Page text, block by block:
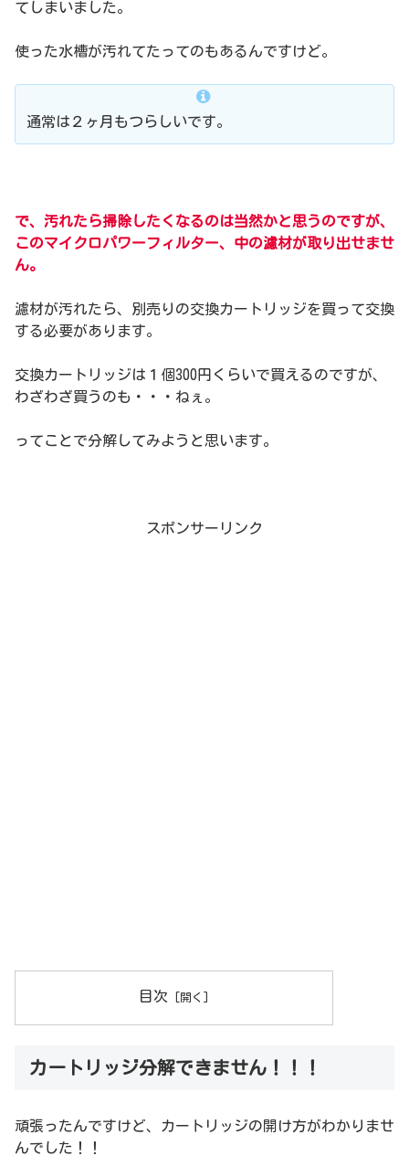
てしまいました。
使った水槽が汚れてたってのもあるんですけど。
通常は２ヶ月もつらしいです。
で、汚れたら掃除したくなるのは当然かと思うのですが、
このマイクロパワーフィルター、中の濾材が取り出せませ
ん。
濾材が汚れたら、別売りの交換カートリッジを買って交換
する必要があります。
交換カートリッジは１個300円くらいで買えるのですが、
わざわざ買うのも・・・ねぇ。
ってことで分解してみようと思います。
スポンサーリンク
目次
カートリッジ分解できません！！！
頑張ったんですけど、カートリッジの開け方がわかりませ
んでした！！